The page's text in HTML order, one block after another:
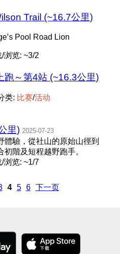
Trail (~16.7公里)
Pool Road Lion
浏览: ~3/2
跑～第4站 (~16.3公里)
类: 比赛/活动
里) 2025-07-23
體驗，從社山的原始山徑到
階及短程越野跑手。
浏览: ~1/7
4 5 6 下一页